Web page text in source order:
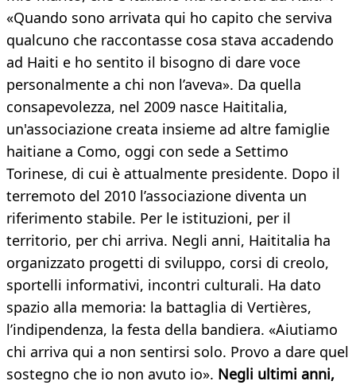
«Quando sono arrivata qui ho capito che serviva
qualcuno che raccontasse cosa stava accadendo
ad Haiti e ho sentito il bisogno di dare voce
personalmente a chi non l’aveva». Da quella
consapevolezza, nel 2009 nasce Haititalia,
un'associazione creata insieme ad altre famiglie
haitiane a Como, oggi con sede a Settimo
Torinese, di cui è attualmente presidente. Dopo il
terremoto del 2010 l’associazione diventa un
riferimento stabile. Per le istituzioni, per il
territorio, per chi arriva. Negli anni, Haititalia ha
organizzato progetti di sviluppo, corsi di creolo,
sportelli informativi, incontri culturali. Ha dato
spazio alla memoria: la battaglia di Vertières,
l’indipendenza, la festa della bandiera. «Aiutiamo
chi arriva qui a non sentirsi solo. Provo a dare quel
sostegno che io non avuto io». Negli ultimi anni,